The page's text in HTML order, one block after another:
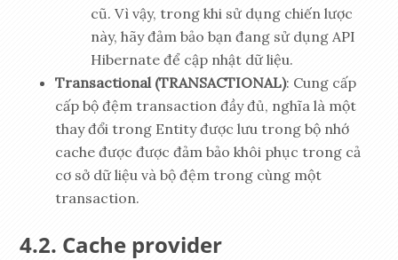
cũ. Vì vậy, trong khi sử dụng chiến lược
này, hãy đảm bảo bạn đang sử dụng API
Hibernate để cập nhật dữ liệu.
Transactional (TRANSACTIONAL): Cung cấp
cấp bộ đệm transaction đầy đủ, nghĩa là một
thay đổi trong Entity được lưu trong bộ nhớ
cache được được đảm bảo khôi phục trong cả
cơ sở dữ liệu và bộ đệm trong cùng một
transaction.
Cache provider